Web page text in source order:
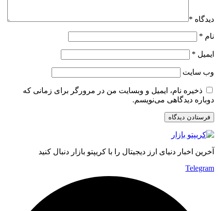
دیدگاه *
نام *
ایمیل *
وب‌ سایت
ذخیره نام، ایمیل و وبسایت من در مرورگر برای زمانی که
دوباره دیدگاهی می‌نویسم.
آخرین اخبار دنیای ارز دیجیتال را با کریپتو بازار دنبال کنید
Telegram